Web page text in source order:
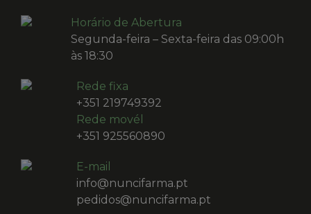
Horário de Abertura
Segunda-feira – Sexta-feira das 09:00h
às 18:30
Rede fixa
+351 219749392
Rede movél
+351 925560890
E-mail
info@nuncifarma.pt
pedidos@nuncifarma.pt